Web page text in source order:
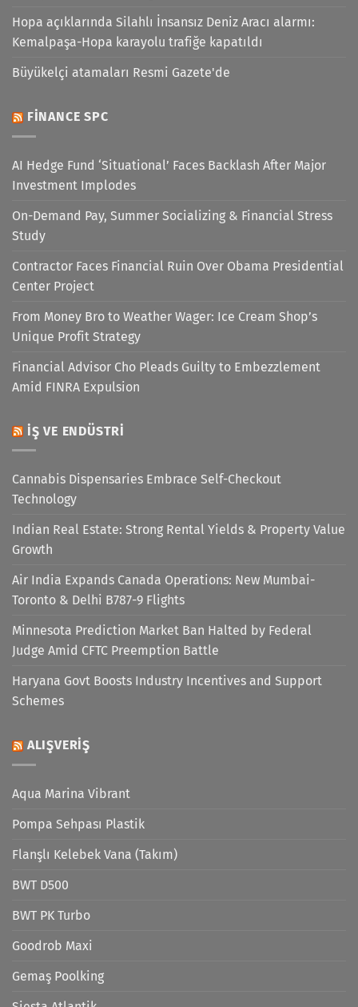
Hopa açıklarında Silahlı İnsansız Deniz Aracı alarmı:
Kemalpaşa-Hopa karayolu trafiğe kapatıldı
Büyükelçi atamaları Resmi Gazete'de
FINANCE SPC
AI Hedge Fund ‘Situational’ Faces Backlash After Major
Investment Implodes
On-Demand Pay, Summer Socializing & Financial Stress
Study
Contractor Faces Financial Ruin Over Obama Presidential
Center Project
From Money Bro to Weather Wager: Ice Cream Shop’s
Unique Profit Strategy
Financial Advisor Cho Pleads Guilty to Embezzlement
Amid FINRA Expulsion
İŞ VE ENDÜSTRI
Cannabis Dispensaries Embrace Self-Checkout
Technology
Indian Real Estate: Strong Rental Yields & Property Value
Growth
Air India Expands Canada Operations: New Mumbai-
Toronto & Delhi B787-9 Flights
Minnesota Prediction Market Ban Halted by Federal
Judge Amid CFTC Preemption Battle
Haryana Govt Boosts Industry Incentives and Support
Schemes
ALIŞVERIŞ
Aqua Marina Vibrant
Pompa Sehpası Plastik
Flanşlı Kelebek Vana (Takım)
BWT D500
BWT PK Turbo
Goodrob Maxi
Gemaş Poolking